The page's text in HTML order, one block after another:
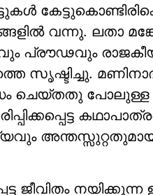
വന്നു. ലതാ
പ്രൗഢവും
സൃഷ്ടിച്ചു.
ചെയ്തതു
ജീവിതം